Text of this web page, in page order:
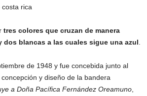
tres colores que cruzan de manera
blancas a las cuales sigue una azul
de 1948 y fue concebida junto al
y diseño de la bandera
a Doña Pacífica Fernández Oreamuno,